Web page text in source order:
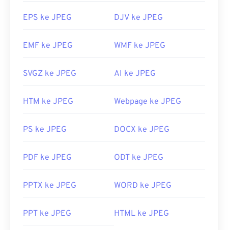
EPS ke JPEG DJV ke JPEG
EMF ke JPEG WMF ke JPEG
SVGZ ke JPEG AI ke JPEG
HTM ke JPEG Webpage ke JPEG
PS ke JPEG DOCX ke JPEG
PDF ke JPEG ODT ke JPEG
PPTX ke JPEG WORD ke JPEG
PPT ke JPEG HTML ke JPEG